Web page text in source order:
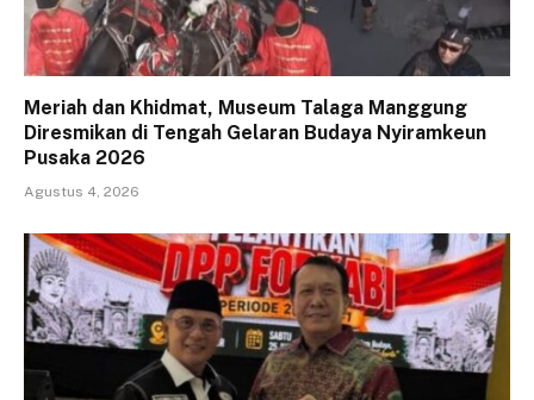
Meriah dan Khidmat, Museum Talaga Manggung
Diresmikan di Tengah Gelaran Budaya Nyiramkeun
Pusaka 2026
Agustus 4, 2026